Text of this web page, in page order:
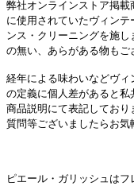
弊社オンラインストア掲
に使用されていたヴィン
ンス・クリーニングを施
の無い、あらがある物もご
経年による味わいなどヴ
の定義に個人差があると
商品説明にて表記してお
質問等ございましたらお気
ピエール・ガリッシュは